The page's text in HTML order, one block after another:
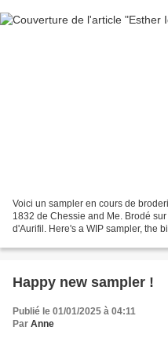
Voici un sampler en cours de
1832 de Chessie and Me. Brodé
d'Aurifil. Here's a WIP sampler, the
Happy new sampler !
Publié le 01/01/2025 à 04:11
Par Anne